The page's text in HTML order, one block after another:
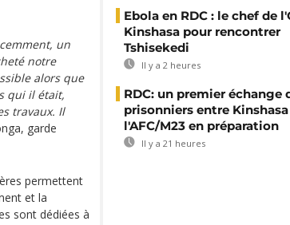
un
notre
alors que
qui il était,
travaux. Il
garde
permettent
et la
sont dédiées à
Ebola en RDC : le chef de
Kinshasa pour rencontrer
Tshisekedi
Il y a 2 heures
RDC: un premier échange
prisonniers entre
l'AFC/M23 en préparation
Il y a 21 heures